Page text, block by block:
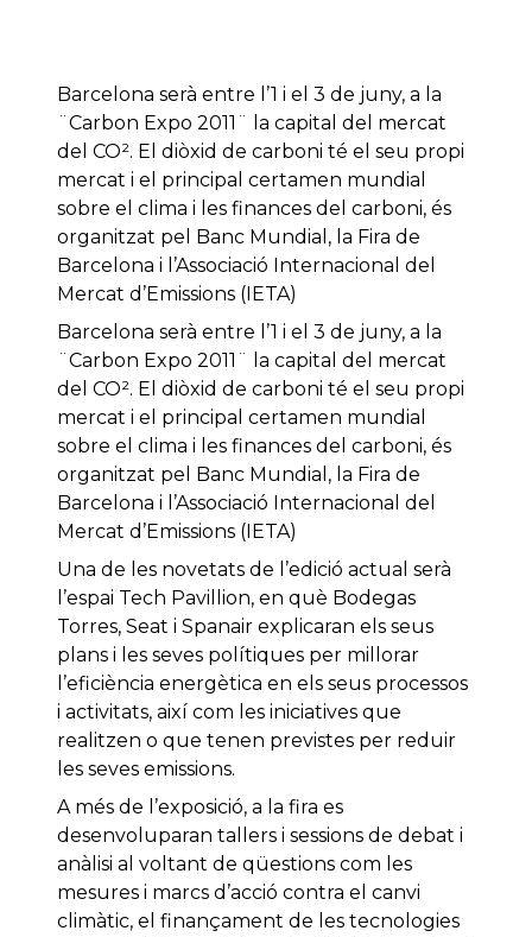
Barcelona serà entre l’1 i el 3 de juny, a la
¨Carbon Expo 2011¨ la capital del mercat
del CO². El diòxid de carboni té el seu propi
mercat i el principal certamen mundial
sobre el clima i les finances del carboni, és
organitzat pel Banc Mundial, la Fira de
Barcelona i l’Associació Internacional del
Mercat d’Emissions (IETA)
Barcelona serà entre l’1 i el 3 de juny, a la
¨Carbon Expo 2011¨ la capital del mercat
del CO². El diòxid de carboni té el seu propi
mercat i el principal certamen mundial
sobre el clima i les finances del carboni, és
organitzat pel Banc Mundial, la Fira de
Barcelona i l’Associació Internacional del
Mercat d’Emissions (IETA)
Una de les novetats de l’edició actual serà
l’espai Tech Pavillion, en què Bodegas
Torres, Seat i Spanair explicaran els seus
plans i les seves polítiques per millorar
l’eficiència energètica en els seus processos
i activitats, així com les iniciatives que
realitzen o que tenen previstes per reduir
les seves emissions.
A més de l’exposició, a la fira es
desenvoluparan tallers i sessions de debat i
anàlisi al voltant de qüestions com les
mesures i marcs d’acció contra el canvi
climàtic, el finançament de les tecnologies